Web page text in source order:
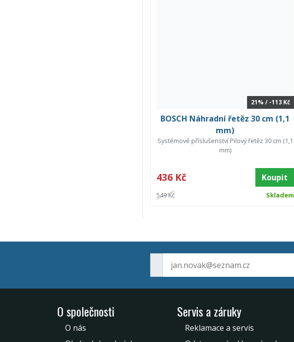
21% / -113 Kč
BOSCH Náhradní řetěz 30 cm (1,1
mm)
Systémové příslušenství Pilový řetěz 30 cm (1,1
mm)
436 Kč Koupit
549 Kč Skladem
O společnosti
O nás
Servis a záruky
Reklamace a servis